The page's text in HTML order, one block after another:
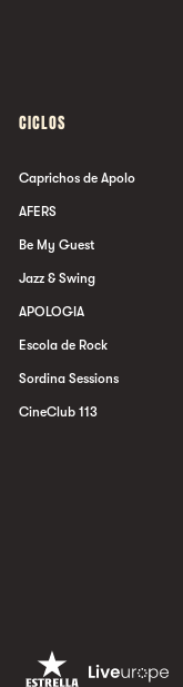
CICLOS
Caprichos de Apolo
AFERS
Be My Guest
Jazz & Swing
APOLOGIA
Escola de Rock
Sordina Sessions
CineClub 113